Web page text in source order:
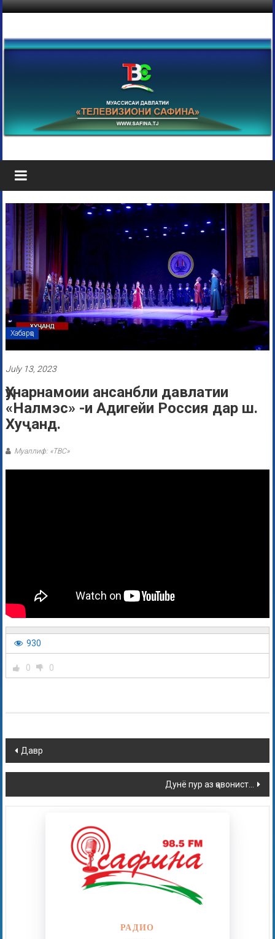
Хабарҳо
July 13, 2023
Ҳунарнамоии ансанбли давлатии
«Налмэс» -и Адигейи Россия дар ш.
Хуҷанд.
Муаллиф: «ТВС»
930
0 0
Давр
Дунё пур аз ҷавонист…
РАДИО